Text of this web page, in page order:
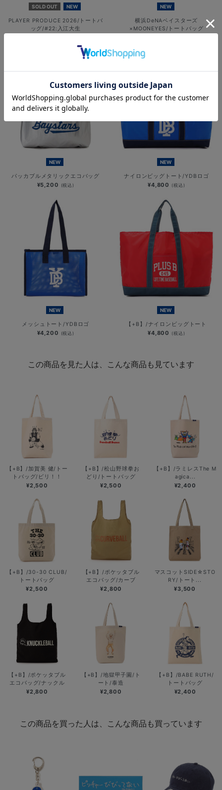
SOLD OUT NEW
PLAYER PRODUCE 2026/トートバ
ッグ/#22:入江大生
NEW
横浜DeNAベイスターズ
×MOONEYES/トートバッグ
NEW
パッカブルメタリックエコバッグ
¥5,200 (税込)
NEW
ナイロンビッグトート/YDBロゴ
¥4,800 (税込)
NEW
メッシュトート/YDBロゴ
¥4,200 (税込)
NEW
【+B】/ナイロンビッグトート
¥4,800 (税込)
この商品を見た人は、こんな商品も見ています
【+B】/加賀美 健/トー
トバッグ/ビリ！！
¥2,500
【+B】/松山野球拳お
どり/トートバッグ
¥2,500
【+B】/ラミレスThe M
agica...
¥2,400
【+B】/30-30 CLUB/
トートバッグ
¥2,500
【+B】/ポケッタブル
エコバッグ/カーブ
¥2,800
マスコットSIDE☆STO
RY/トート...
¥3,500
【+B】/ポケッタブル
エコバッグ/ナックル
¥2,800
【+B】/地獄甲子園/ト
ート/泰造
¥2,800
【+B】/BABE RUTH/
トートバッグ
¥2,400
この商品を買った人は、こんな商品も買っています